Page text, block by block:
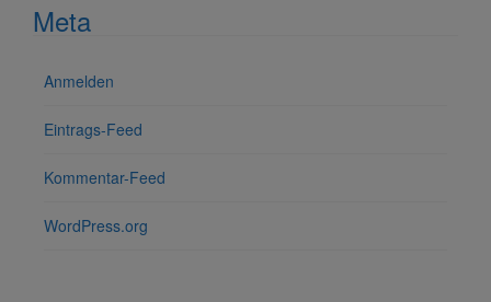
Meta
Anmelden
Eintrags-Feed
Kommentar-Feed
WordPress.org